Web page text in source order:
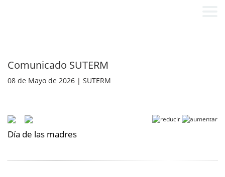
Comunicado SUTERM
08 de Mayo de 2026 | SUTERM
Día de las madres